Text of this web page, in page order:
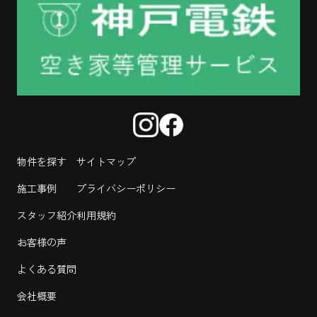
物件を探す
施工事例
スタッフ紹介
お客様の声
よくある質問
会社概要
サイトマップ
プライバシーポリシー
利用規約